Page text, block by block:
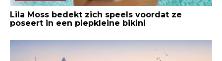
Lila Moss bedekt zich speels voordat ze
poseert in een piepkleine bikini